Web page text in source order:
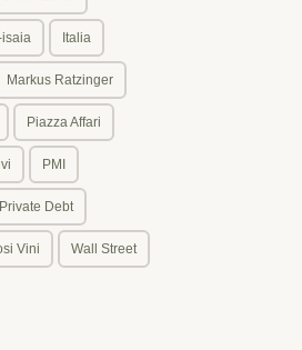
Italia
Markus Ratzinger
Piazza Affari
PMI
Private Debt
Vini Wall Street